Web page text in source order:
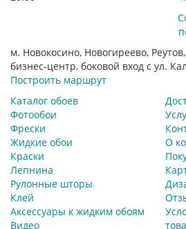
м. Новокосино, Новогиреево,
бизнес-центр, боковой вход с ул.
Построить маршрут
Каталог обоев
Фотообои
Фрески
Жидкие обои
Краски
Лепнина
Рулонные шторы
Клей
Аксессуары к жидким обоям
Видео
О